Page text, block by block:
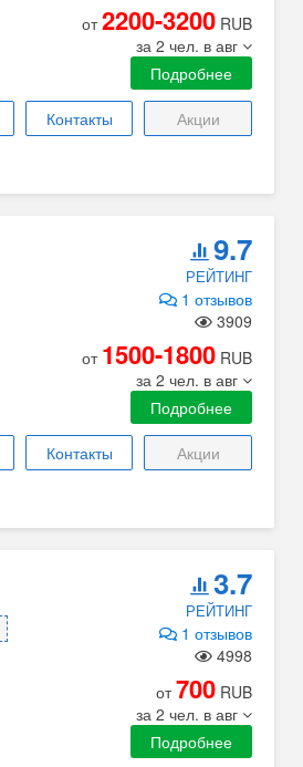
от2200-3200RUB
за 2 чел. в авг
Подробнее
Контакты Акции
9.7
РЕЙТИНГ
1 отзывов
3909
от 1500-1800RUB
за 2 чел. в авг
Подробнее
Контакты Акции
3.7
РЕЙТИНГ
1 отзывов
4998
от700RUB
за 2 чел. в авг
Подробнее